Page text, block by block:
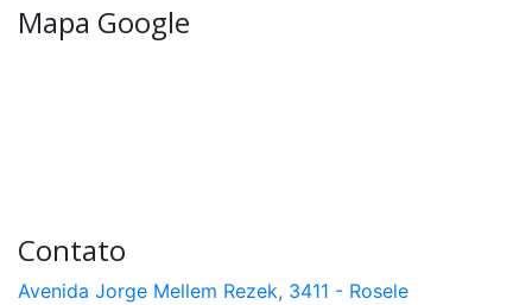
Mapa Google
Contato
Avenida Jorge Mellem Rezek, 3411 - Rosele